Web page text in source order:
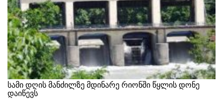
სამი დღის მანძილზე მდინარე რიონში წყლის დონე
დაიწევს